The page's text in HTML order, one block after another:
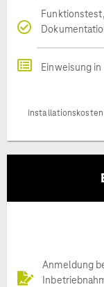
Einweisung
Installationskosten
Anmeldung